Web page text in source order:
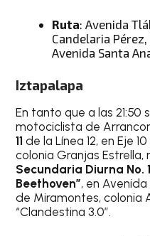
Ruta: Avenida
Candelaria
Avenida Santa
Iztapalapa
En tanto que a las 21:50
motociclista de
11 de la Línea 12, en Eje
colonia Granjas Estrella,
Secundaria Diurna No.
Beethoven”, en
de Miramontes, colonia
“Clandestina 3.0”.